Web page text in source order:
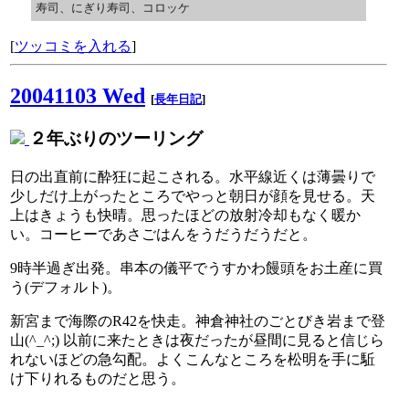
寿司、にぎり寿司、コロッケ
[ツッコミを入れる]
20041103 Wed [長年日記]
２年ぶりのツーリング
日の出直前に酔狂に起こされる。水平線近くは薄曇りで
少しだけ上がったところでやっと朝日が顔を見せる。天
上はきょうも快晴。思ったほどの放射冷却もなく暖か
い。コーヒーであさごはんをうだうだうだと。
9時半過ぎ出発。串本の儀平でうすかわ饅頭をお土産に買
う(デフォルト)。
新宮まで海際のR42を快走。神倉神社のごとびき岩まで登
山(^_^;) 以前に来たときは夜だったが昼間に見ると信じら
れないほどの急勾配。よくこんなところを松明を手に駈
け下りれるものだと思う。